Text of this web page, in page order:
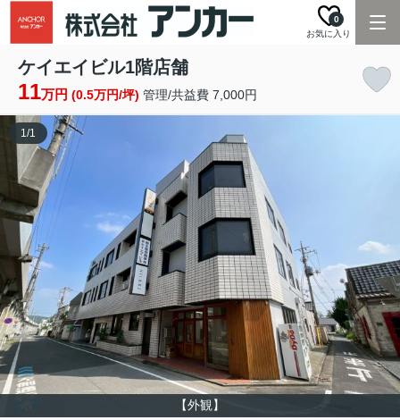
お気に入り
0
ケイエイビル1階店舗
11万円 (0.5万円/坪) 管理/共益費 7,000円
【外観】
1/1